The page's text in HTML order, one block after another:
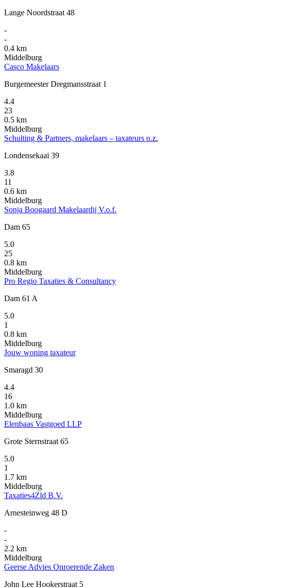
Lange Noordstraat 48
-
-
0.4 km
Middelburg
Casco Makelaars
Burgemeester Dregmansstraat 1
4.4
23
0.5 km
Middelburg
Schulting & Partners, makelaars – taxateurs o.z.
Londensekaai 39
3.8
11
0.6 km
Middelburg
Sonja Boogaard Makelaardij V.o.f.
Dam 65
5.0
25
0.8 km
Middelburg
Pro Regio Taxaties & Consultancy
Dam 61 A
5.0
1
0.8 km
Middelburg
Jouw woning taxateur
Smaragd 30
4.4
16
1.0 km
Middelburg
Elenbaas Vastgoed LLP
Grote Sternstraat 65
5.0
1
1.7 km
Middelburg
Taxaties4Zld B.V.
Arnesteinweg 48 D
-
-
2.2 km
Middelburg
Geerse Advies Onroerende Zaken
John Lee Hookerstraat 5